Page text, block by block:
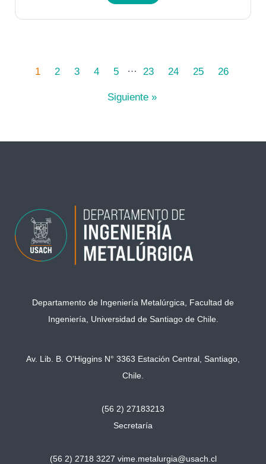
1 2 3 4 5 … 23 24 25 26
Siguiente »
Departamento de Ingeniería Metalúrgica, Facultad de
Ingeniería, Universidad de Santiago de Chile.
Av. Lib. B. O'Higgins N° 3363 Estación Central, Santiago,
Chile.
(56 2) 27183213
Secretaría
(56 2) 2718 3227 vime.metalurgia@usach.cl